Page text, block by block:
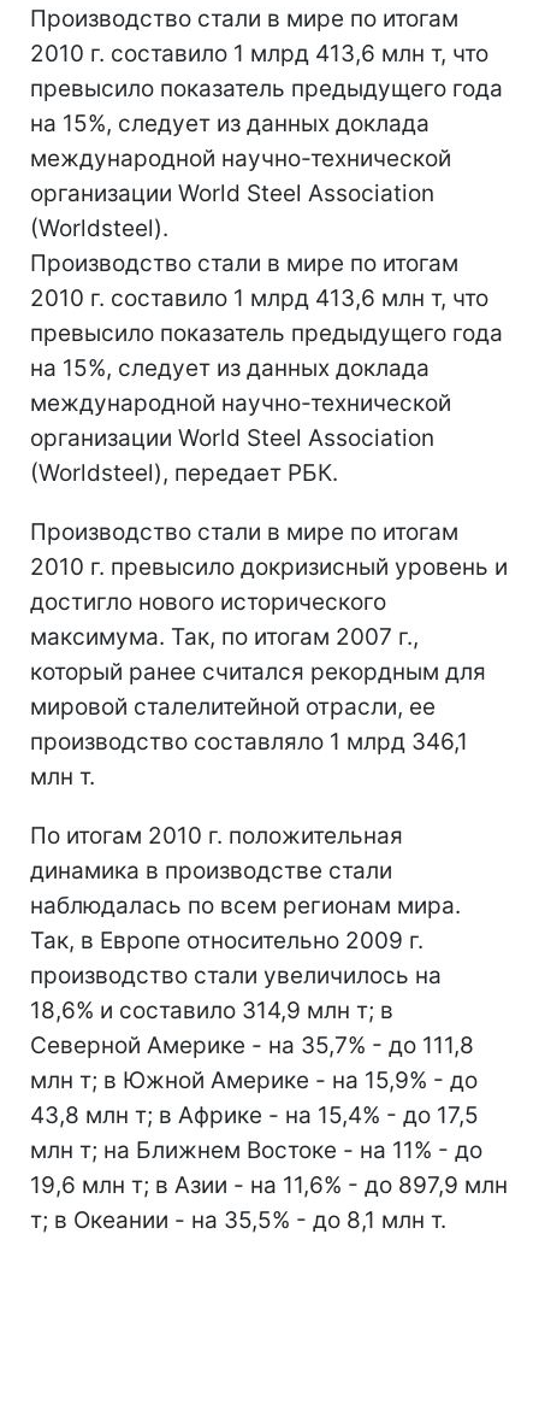
Производство стали в мире по итогам
2010 г. составило 1 млрд 413,6 млн т, что
превысило показатель предыдущего года
на 15%, следует из данных доклада
международной научно-технической
организации World Steel Association
(Worldsteel).
Производство стали в мире по итогам
2010 г. составило 1 млрд 413,6 млн т, что
превысило показатель предыдущего года
на 15%, следует из данных доклада
международной научно-технической
организации World Steel Association
(Worldsteel), передает РБК.
Производство стали в мире по итогам
2010 г. превысило докризисный уровень и
достигло нового исторического
максимума. Так, по итогам 2007 г.,
который ранее считался рекордным для
мировой сталелитейной отрасли, ее
производство составляло 1 млрд 346,1
млн т.
По итогам 2010 г. положительная
динамика в производстве стали
наблюдалась по всем регионам мира.
Так, в Европе относительно 2009 г.
производство стали увеличилось на
18,6% и составило 314,9 млн т; в
Северной Америке - на 35,7% - до 111,8
млн т; в Южной Америке - на 15,9% - до
43,8 млн т; в Африке - на 15,4% - до 17,5
млн т; на Ближнем Востоке - на 11% - до
19,6 млн т; в Азии - на 11,6% - до 897,9 млн
т; в Океании - на 35,5% - до 8,1 млн т.